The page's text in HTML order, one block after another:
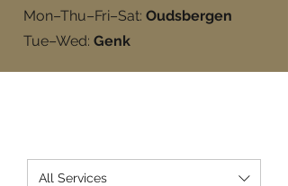
Mon–Thu–Fri–Sat: Oudsbergen
Tue–Wed: Genk
All Services